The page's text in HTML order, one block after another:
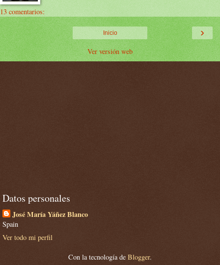
13 comentarios:
›
Inicio
Ver versión web
Datos personales
José María Yáñez Blanco
Spain
Ver todo mi perfil
Con la tecnología de Blogger.